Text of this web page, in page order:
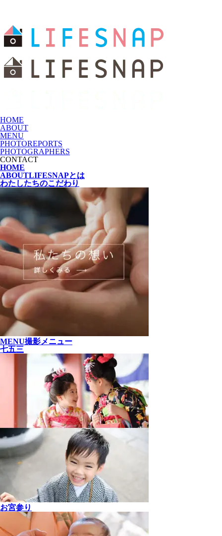
HOME
ABOUT
MENU
PHOTOREPORTS
PHOTOGRAPHERS
CONTACT
HOME
ABOUTLIFESNAPとは
わたしたちのこだわり
MENU撮影メニュー
七五三
お宮参り